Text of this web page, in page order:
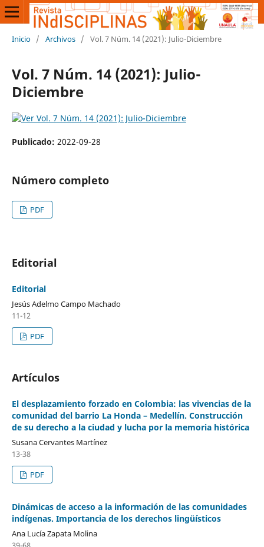
Inicio / Archivos / Vol. 7 Núm. 14 (2021): Julio-Diciembre
Vol. 7 Núm. 14 (2021): Julio-
Diciembre
Publicado: 2022-09-28
Número completo
PDF
Editorial
Editorial
Jesús Adelmo Campo Machado
11-12
PDF
Artículos
El desplazamiento forzado en Colombia: las vivencias de la
comunidad del barrio La Honda – Medellín. Construcción
de su derecho a la ciudad y lucha por la memoria histórica
Susana Cervantes Martínez
13-38
PDF
Dinámicas de acceso a la información de las comunidades
indígenas. Importancia de los derechos lingüísticos
Ana Lucía Zapata Molina